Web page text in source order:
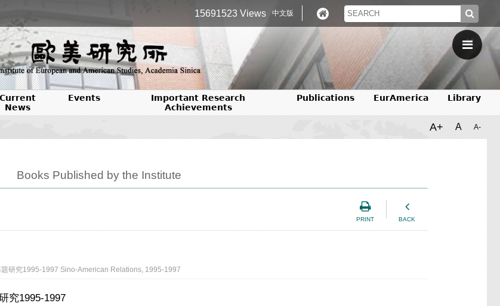
15691523 Views 中文版
Current
News
Events
Important Research
Achievements
Publications EurAmerica Library
A+ A A-
Books Published by the Institute
PRINT BACK
題研究1995-1997 Sino-American Relations, 1995-1997
究1995-1997